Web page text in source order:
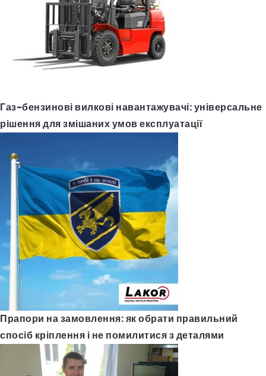
Газ-бензинові вилкові навантажувачі: універсальне
рішення для змішаних умов експлуатації
Прапори на замовлення: як обрати правильний
спосіб кріплення і не помилитися з деталями